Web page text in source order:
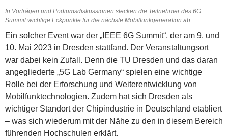
In Vorträgen und Podiumsdiskussionen stecken die Teilnehmer des 6G
Summit wichtige Eckpunkte für die nächste Mobilfunkgeneration ab.
Ein solcher Event war der „IEEE 6G Summit“, der am 9. und
10. Mai 2023 in Dresden stattfand. Der Veranstaltungsort
war dabei kein Zufall. Denn die TU Dresden und das daran
angegliederte „5G Lab Germany“ spielen eine wichtige
Rolle bei der Erforschung und Weiterentwicklung von
Mobilfunktechnologien. Zudem hat sich Dresden als
wichtiger Standort der Chipindustrie in Deutschland etabliert
– was sich wiederum mit der Nähe zu den in diesem Bereich
führenden Hochschulen erklärt.